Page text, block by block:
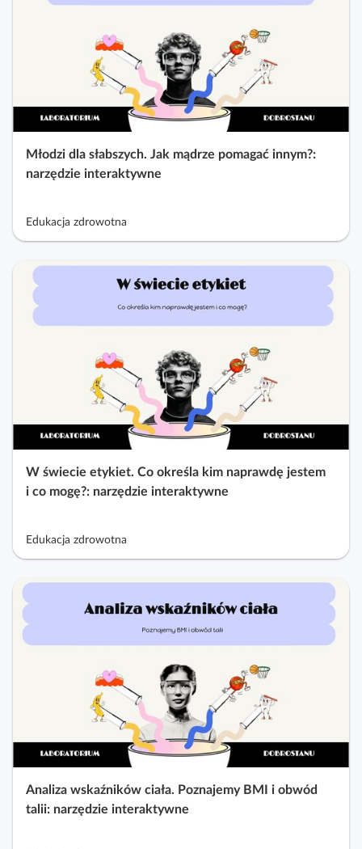
Młodzi dla słabszych. Jak mądrze pomagać innym?:
narzędzie interaktywne
Edukacja zdrowotna
W świecie etykiet. Co określa kim naprawdę jestem
i co mogę?: narzędzie interaktywne
Edukacja zdrowotna
Analiza wskaźników ciała. Poznajemy BMI i obwód
talii: narzędzie interaktywne